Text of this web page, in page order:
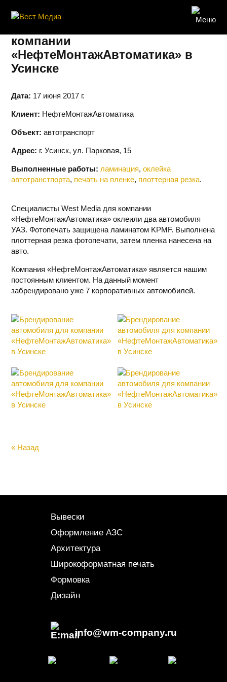
компании
«НефтеМонтажАвтоматика» в
Усинске
Дата: 17 июня 2017 г.
Клиент: НефтеМонтажАвтоматика
Объект: автотранспорт
Адрес: г. Усинск, ул. Парковая, 15
Выполненные работы: ламинация,оклейка
автотранстпорта, печать на пленке, плоттерная резка.
Специалисты West Media для компании
«НефтеМонтажАвтоматика» оклеили два автомобиля
УАЗ.Фотопечать защищена ламинатом KPMF. Выполнена
плоттерная резка фотопечати, затем пленка нанесена на
авто.
Компания «НефтеМонтажАвтоматика» является нашим
постоянным клиентом. На данный момент
забрендировано уже 7 корпоративных автомобилей.
« Назад
Вывески
Оформление АЗС
Архитектура
Широкоформатная печать
Формовка
Дизайн
info@wm-company.ru